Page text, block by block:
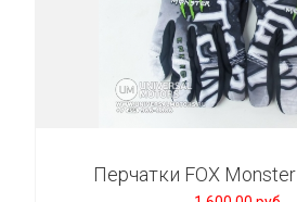
Перчатки FOX